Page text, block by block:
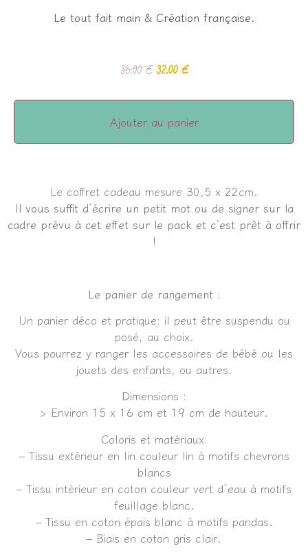
Le tout fait main & Création française.
36,00€ 32,00€
Ajouter au panier
Le coffret cadeau mesure 30,5 x 22cm.
Il vous suffit d’écrire un petit mot ou de signer sur la
cadre prévu à cet effet sur le pack et c’est prêt à offrir
!
Le panier de rangement :
Un panier déco et pratique; il peut être suspendu ou
posé, au choix.
Vous pourrez y ranger les accessoires de bébé ou les
jouets des enfants, ou autres.
Dimensions :
> Environ 15 x 16 cm et 19 cm de hauteur.
Coloris et matériaux:
– Tissu extérieur en lin couleur lin à motifs chevrons
blancs
– Tissu intérieur en coton couleur vert d’eau à motifs
feuillage blanc.
– Tissu en coton épais blanc à motifs pandas.
– Biais en coton gris clair.